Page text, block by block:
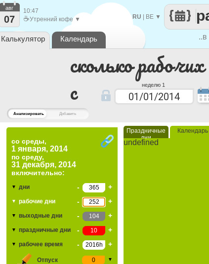
Анализировать Добавить
сколько
c
неделю 1
со среды,
1 января, 2014
по среду,
31 декабря, 2014
включительно:
▼ дни - +
▼ рабочие дни - +
▼ выходные дни - +
▼ праздничные дни - +
▼ рабочее время - +
Отпуск ▼
Праздничные
дни
Календарь
undefined
RU BE ▼
авг
07
10:47
☕Утренний кофе ▼
Калькулятор Календарь